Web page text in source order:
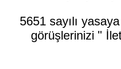
5651 sayılı
görüşlerinizi "